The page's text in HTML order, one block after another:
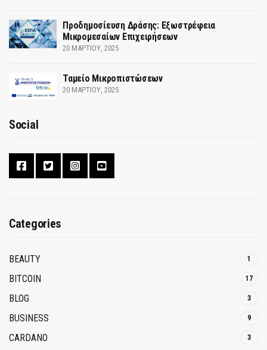
Προδημοσίευση Δράσης: Εξωστρέφεια
Μικρομεσαίων Επιχειρήσεων
20 ΜΑΡΤΊΟΥ, 2025
Ταμείο Μικροπιστώσεων
20 ΜΑΡΤΊΟΥ, 2025
Social
Categories
BEAUTY 1
BITCOIN 17
BLOG 3
BUSINESS 9
CARDANO 3